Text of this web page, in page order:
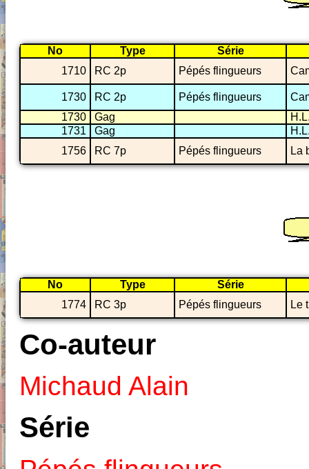
No Type
Série
1710
RC 2p Pépés flingueurs
1730 RC 2p Pépés flingueurs
1730
Gag
1731
Gag
1756
RC 7p Pépés flingueurs La
No Type
Série
1774
RC 3p Pépés flingueurs Le
Co-auteur
Michaud Alain
Série